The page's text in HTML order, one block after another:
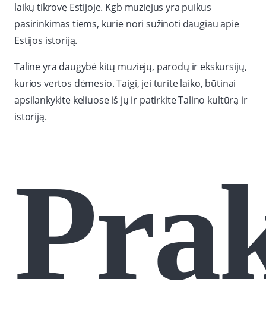
laikų tikrovę Estijoje. Kgb muziejus yra puikus
pasirinkimas tiems, kurie nori sužinoti daugiau apie
Estijos istoriją.
Taline yra daugybė kitų muziejų, parodų ir ekskursijų,
kurios vertos dėmesio. Taigi, jei turite laiko, būtinai
apsilankykite keliuose iš jų ir patirkite Talino kultūrą ir
istoriją.